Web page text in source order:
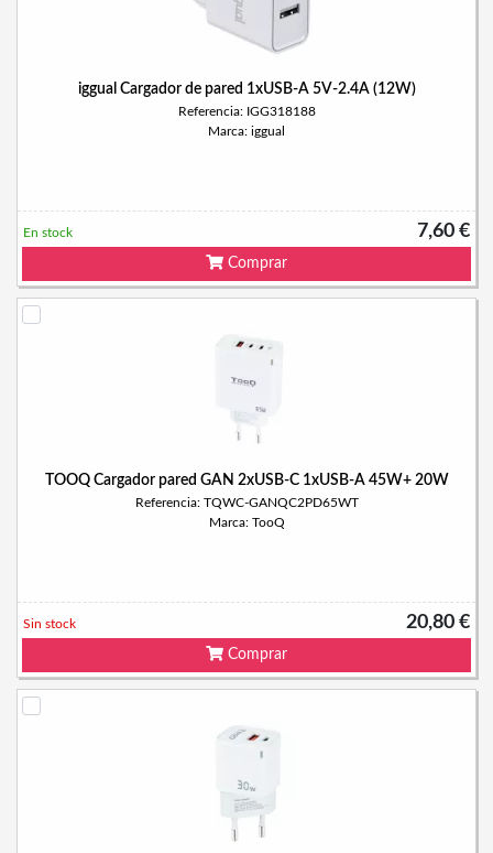
iggual Cargador de pared 1xUSB-A 5V-2.4A (12W)
Referencia: IGG318188
Marca: iggual
7,60 €
En stock
Comprar
TOOQ Cargador pared GAN 2xUSB-C 1xUSB-A 45W+ 20W
Referencia: TQWC-GANQC2PD65WT
Marca: TooQ
20,80 €
Sin stock
Comprar